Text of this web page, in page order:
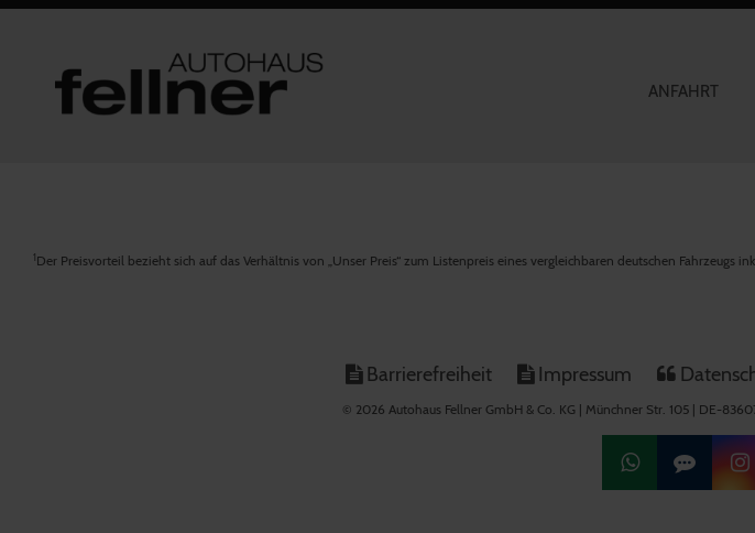
ANFAHRT
1Der Preisvorteil bezieht sich auf das Verhältnis von „Unser Preis“ zum Listenpreis eines vergleichbaren deutschen Fahrzeugs
Barrierefreiheit Impressum
© 2026 Autohaus Fellner GmbH & Co. KG | Münchner Str. 105 | DE-